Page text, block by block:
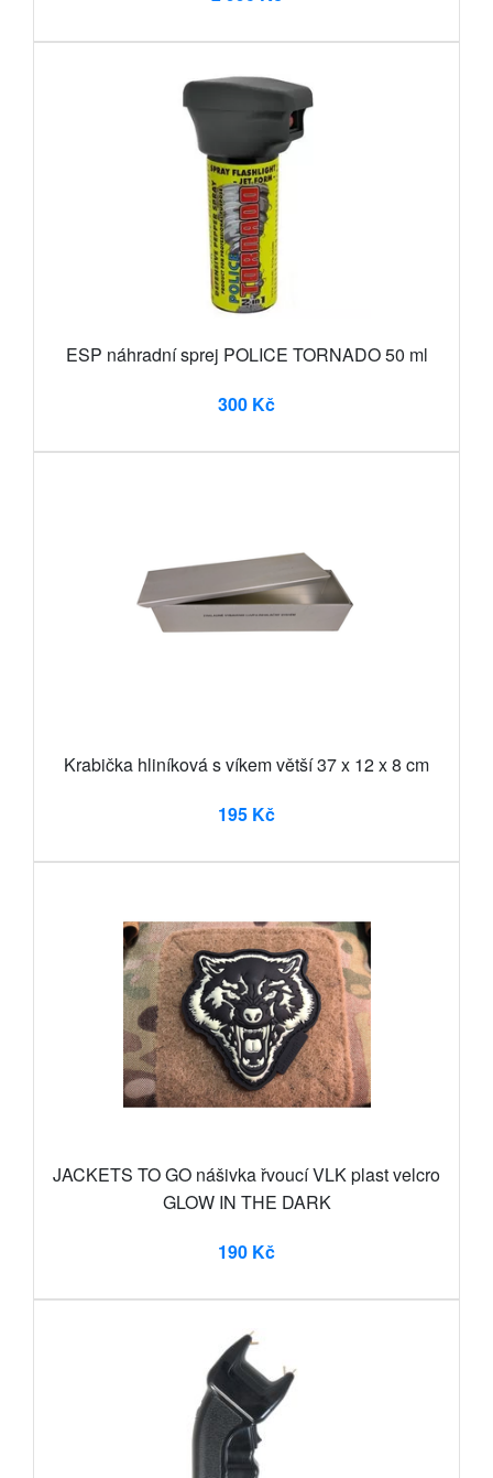
ESP náhradní sprej POLICE TORNADO 50 ml
300 Kč
Krabička hliníková s víkem větší 37 x 12 x 8 cm
195 Kč
JACKETS TO GO nášivka řvoucí VLK plast velcro
GLOW IN THE DARK
190 Kč